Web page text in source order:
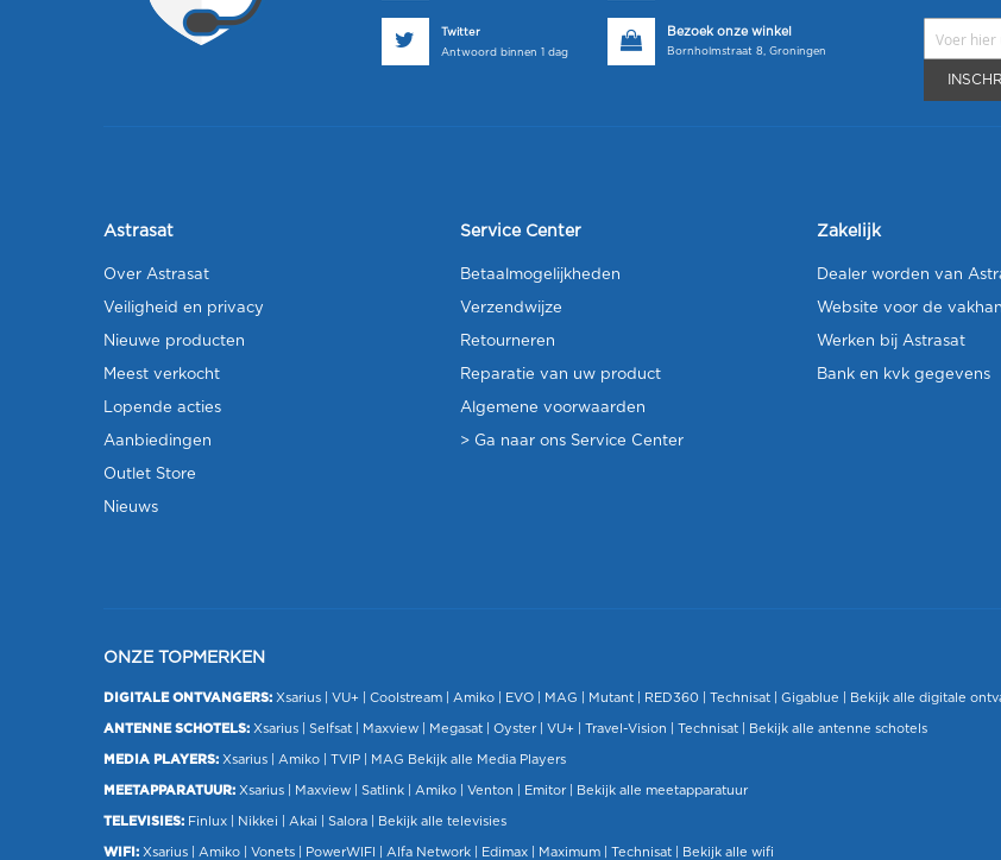
Twitter
Antwoord binnen 1 dag
Bezoek onze winkel
Bornholmstraat 8, Groningen
Astrasat
Over Astrasat
Veiligheid en privacy
Nieuwe producten
Meest verkocht
Lopende acties
Aanbiedingen
Outlet Store
Nieuws
Service Center
Betaalmogelijkheden
Verzendwijze
Retourneren
Reparatie van uw product
Algemene voorwaarden
> Ga naar ons Service Center
Zakelijk
Dealer worden van
Website voor de
Werken bij Astrasat
Bank en kvk gegevens
ONZE TOPMERKEN
DIGITALE ONTVANGERS: Xsarius VU+ | Coolstream | Amiko EVO MAG Mutant | RED360 | Technisat Gigablue Bekijk alle digitale
ANTENNE SCHOTELS: Xsarius Selfsat Maxview Megasat | Oyster | VU+ Travel-Vision Technisat Bekijk alle antenne schotels
MEDIA PLAYERS: Xsarius Amiko TVIP MAG Bekijk alle Media Players
MEETAPPARATUUR: Xsarius Maxview Satlink Amiko Venton Emitor Bekijk alle meetapparatuur
TELEVISIES: Finlux | Nikkei | Akai Salora Bekijk alle televisies
WIFI: Xsarius Amiko Vonets PowerWIFI Alfa Network Edimax | Maximum | Technisat Bekijk alle wifi